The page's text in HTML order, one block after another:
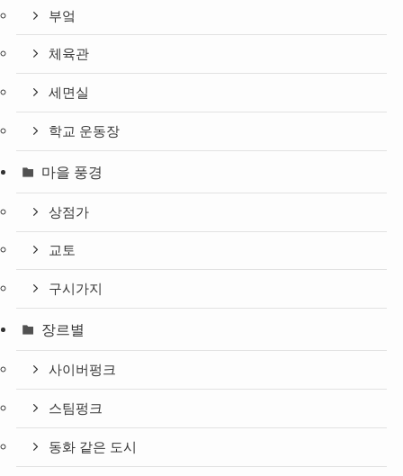
부엌
체육관
세면실
학교 운동장
마을 풍경
상점가
교토
구시가지
장르별
사이버펑크
스팀펑크
동화 같은 도시